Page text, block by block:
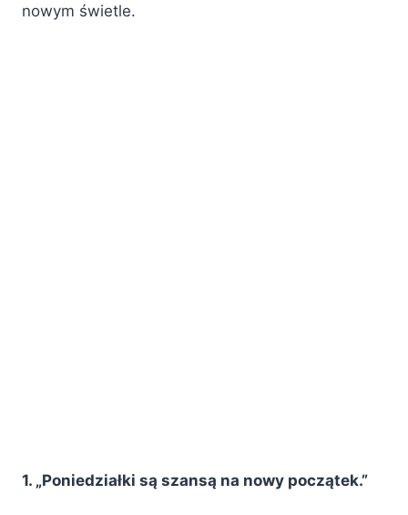
nowym świetle.
1. „Poniedziałki są szansą na nowy początek.”